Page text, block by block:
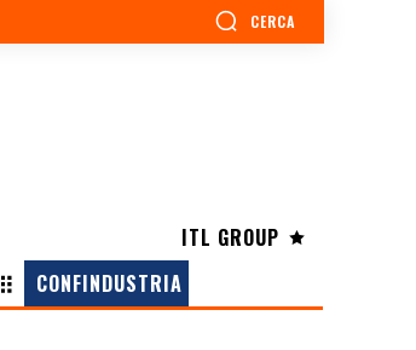
CERCA
ITL GROUP
CONFINDUSTRIA